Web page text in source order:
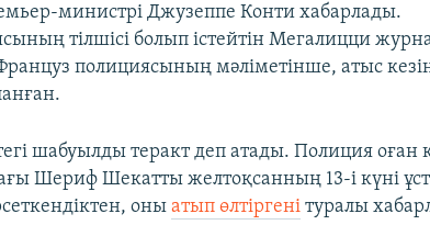
министрі Джузеппе Конти хабарлады.
тілшісі болып істейтін Мегалицци
полициясының мәліметінше, атыс
шабуылды теракт деп атады. Полиция оған
Шериф Шекатты желтоқсанның 13-і күні
оныатып өлтіргені туралы